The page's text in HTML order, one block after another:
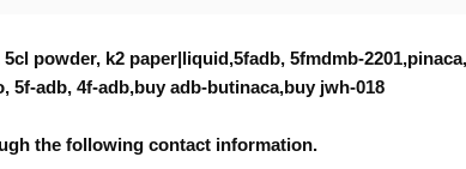
powder, k2 paper|liquid,5fadb, 5fmdmb-
5f-adb, 4f-adb,buy adb-butinaca,buy jwh-018
the following contact information.